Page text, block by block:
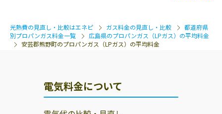
光熱費の見直し・比較はエネピ ガス料金の見直し・比較
都道府県
別プロパンガス料金一覧
広島県のプロパンガス（LPガス）の平均料金
安芸郡熊野町のプロパンガス（LPガス）の平均料金
電気料金について